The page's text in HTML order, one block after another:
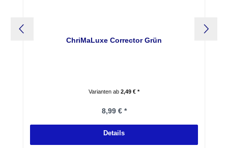
ChriMaLuxe Corrector Grün
Varianten ab 2,49 € *
Regulärer Preis:
8,99 € *
Details